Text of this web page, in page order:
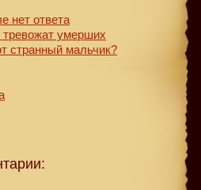
нет ответа
умерших
странный мальчик?